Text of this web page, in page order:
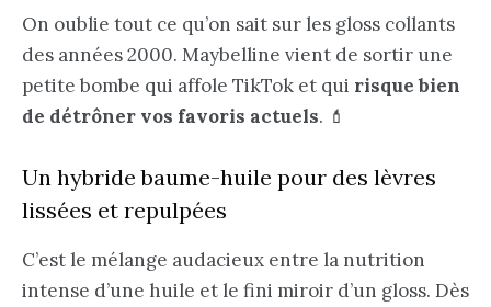
On oublie tout ce qu’on sait sur les gloss collants
des années 2000. Maybelline vient de sortir une
petite bombe qui affole TikTok et qui risque bien
de détrôner vos favoris actuels. 💄
Un hybride baume-huile pour des lèvres
lissées et repulpées
C’est le mélange audacieux entre la nutrition
intense d’une huile et le fini miroir d’un gloss. Dès